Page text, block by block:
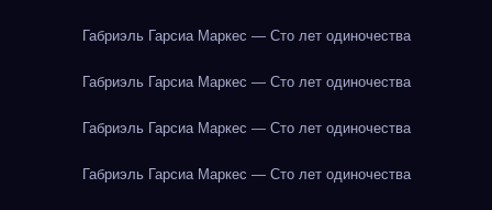
Габриэль Гарсиа Маркес — Сто лет одиночества
Габриэль Гарсиа Маркес — Сто лет одиночества
Габриэль Гарсиа Маркес — Сто лет одиночества
Габриэль Гарсиа Маркес — Сто лет одиночества